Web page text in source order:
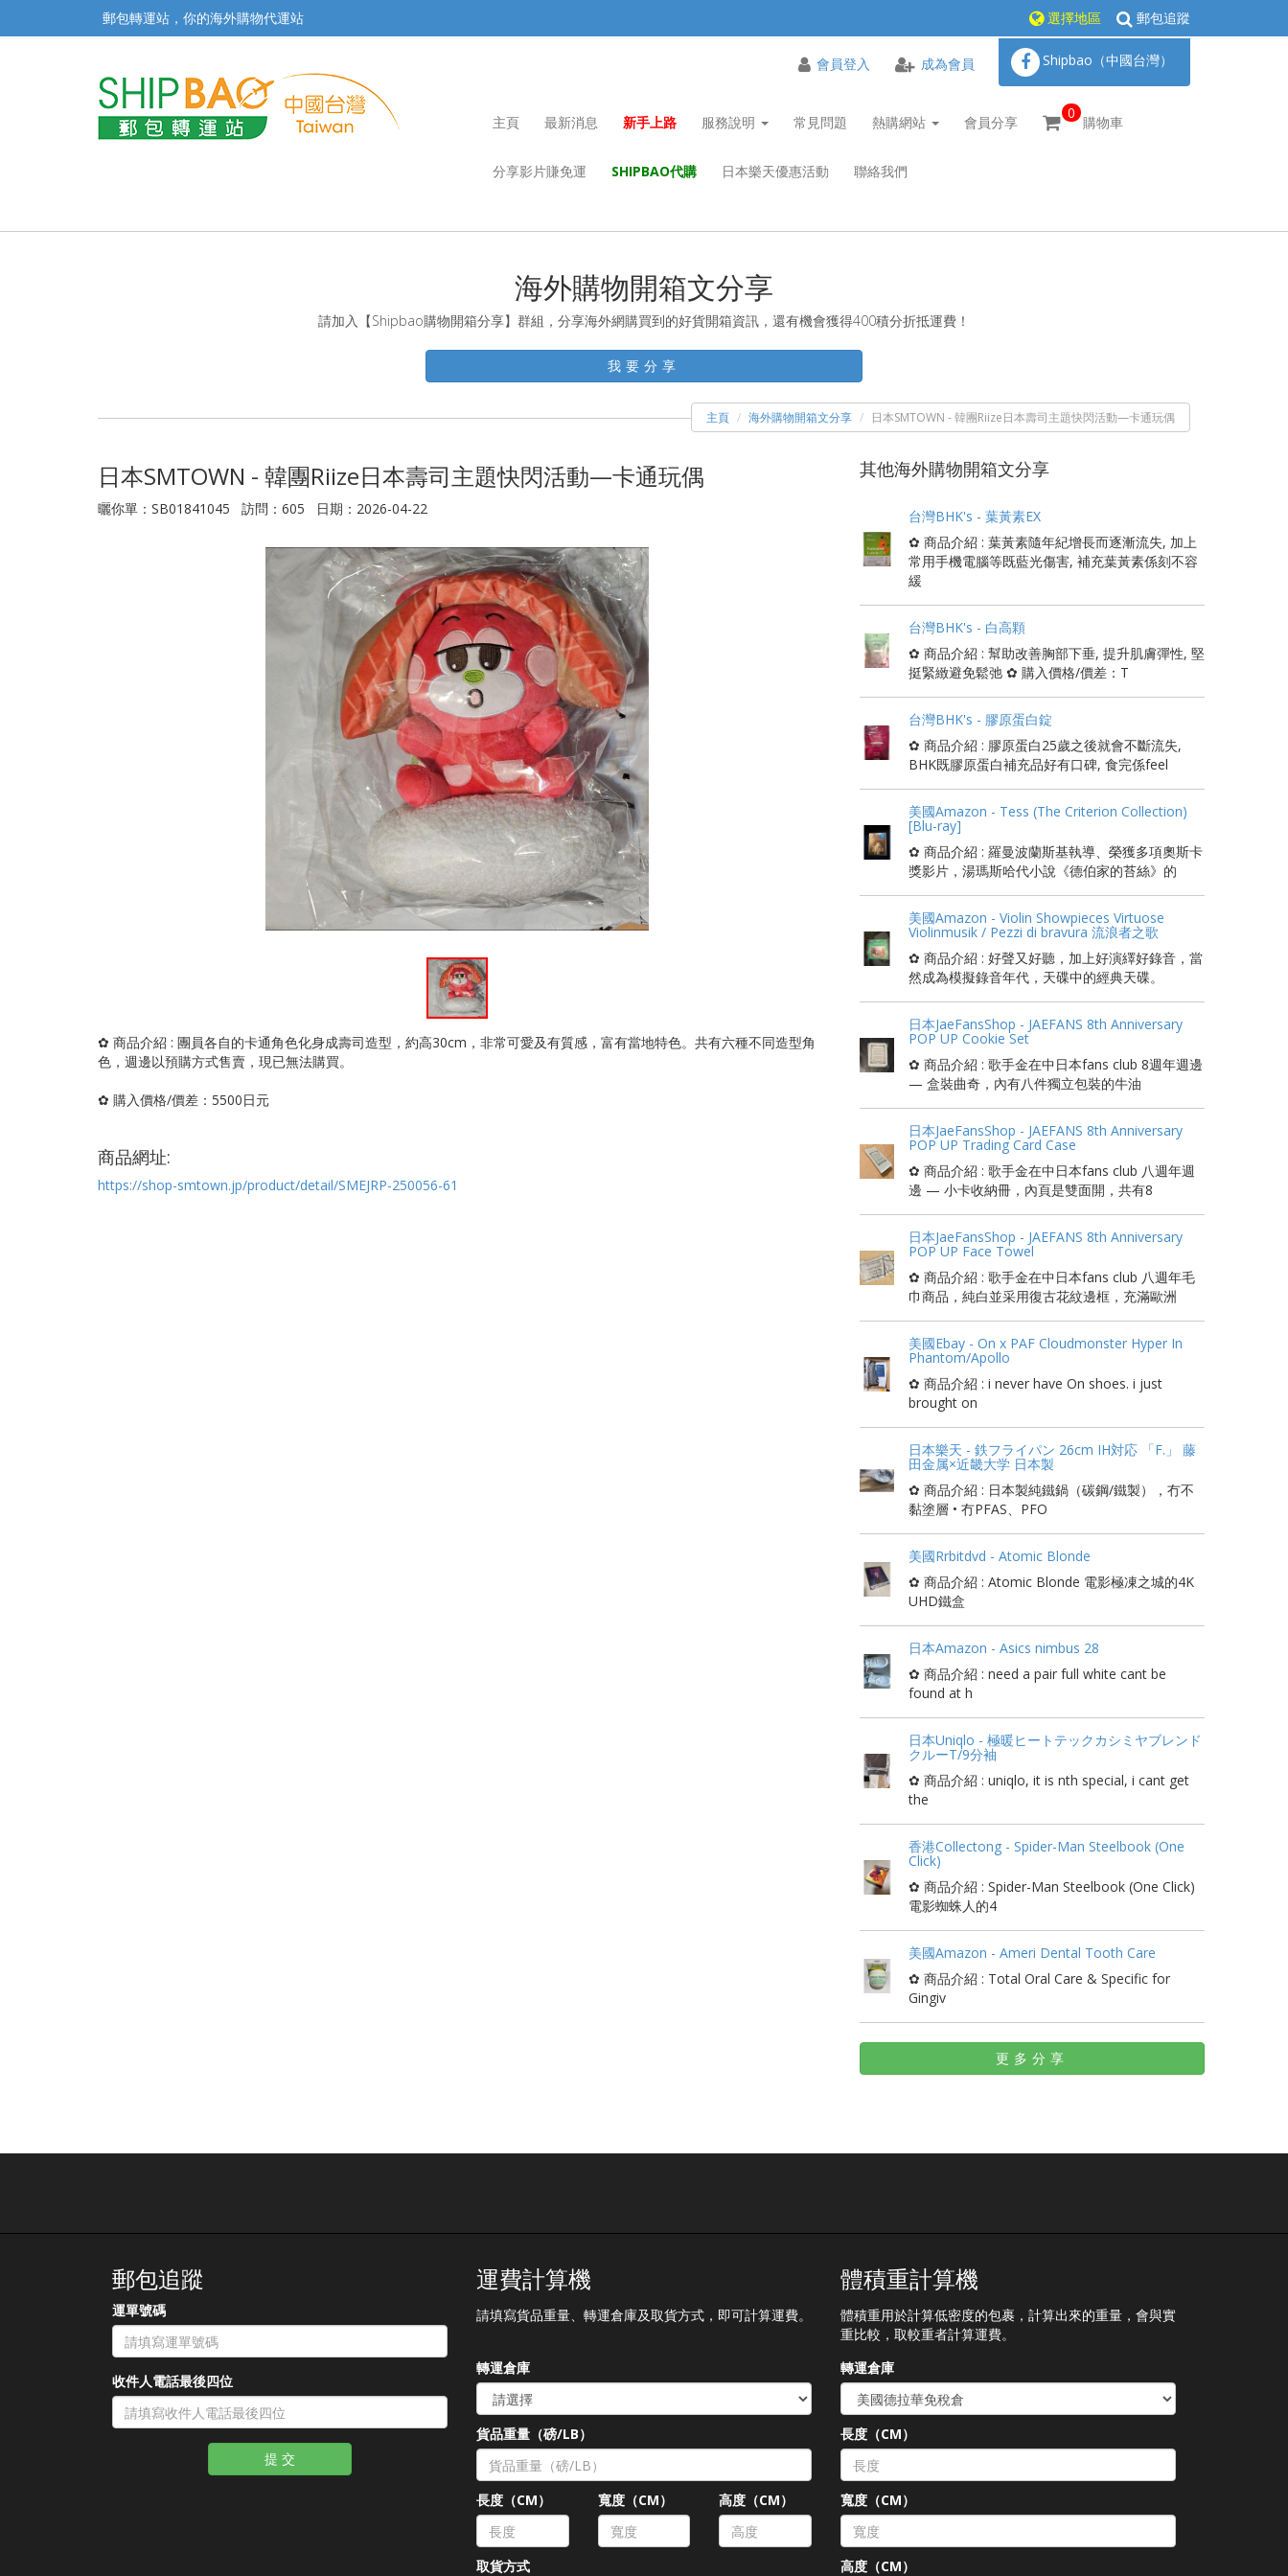
郵包轉運站，你的海外購物代運站 選擇地區 郵包追蹤
主頁 最新消息 新手上路 服務說明 常見問題 熱購網站 會員分享
0
購物車
分享影片賺免運 SHIPBAO代購 日本樂天優惠活動 聯絡我們
Shipbao（中國台灣）
會員登入 成為會員
海外購物開箱文分享
請加入【Shipbao購物開箱分享】群組，分享海外網購買到的好貨開箱資訊，還有機會獲得400積分折抵運費！
我要分享
主頁 海外購物開箱文分享 日本SMTOWN - 韓團Riize日本壽司主題快閃活動—卡通玩偶
日本SMTOWN - 韓團Riize日本壽司主題快閃活動—卡通玩偶
曬你單：SB01841045 訪問：605 日期：2026-04-22
✿ 商品介紹 : 團員各自的卡通角色化身成壽司造型，約高30cm，非常可愛及有質感，富有當地特色。共有六種不同造型角
色，週邊以預購方式售賣，現已無法購買。
✿ 購入價格/價差：5500日元
商品網址:
https://shop-smtown.jp/product/detail/SMEJRP-250056-61
其他海外購物開箱文分享
台灣BHK's - 葉黃素EX
✿ 商品介紹 : 葉黃素隨年紀增長而逐漸流失, 加上
常用手機電腦等既藍光傷害, 補充葉黃素係刻不容
緩
台灣BHK's - 白高顆
✿ 商品介紹 : 幫助改善胸部下垂, 提升肌膚彈性, 堅
挺緊緻避免鬆弛 ✿ 購入價格/價差：T
台灣BHK's - 膠原蛋白錠
✿ 商品介紹 : 膠原蛋白25歲之後就會不斷流失,
BHK既膠原蛋白補充品好有口碑, 食完係feel
美國Amazon - Tess (The Criterion Collection)
[Blu-ray]
✿ 商品介紹 : 羅曼波蘭斯基執導、榮獲多項奧斯卡
獎影片，湯瑪斯哈代小說《德伯家的苔絲》的
美國Amazon - Violin Showpieces Virtuose
Violinmusik / Pezzi di bravura 流浪者之歌
✿ 商品介紹 : 好聲又好聽，加上好演繹好錄音，當
然成為模擬錄音年代，天碟中的經典天碟。
日本JaeFansShop - JAEFANS 8th Anniversary
POP UP Cookie Set
✿ 商品介紹 : 歌手金在中日本fans club 8週年週邊
— 盒裝曲奇，內有八件獨立包裝的牛油
日本JaeFansShop - JAEFANS 8th Anniversary
POP UP Trading Card Case
✿ 商品介紹 : 歌手金在中日本fans club 八週年週
邊 — 小卡收納冊，內頁是雙面開，共有8
日本JaeFansShop - JAEFANS 8th Anniversary
POP UP Face Towel
✿ 商品介紹 : 歌手金在中日本fans club 八週年毛
巾商品，純白並采用復古花紋邊框，充滿歐洲
美國Ebay - On x PAF Cloudmonster Hyper In
Phantom/Apollo
✿ 商品介紹 : i never have On shoes. i just
brought on
日本樂天 - 鉄フライパン 26cm IH対応 「F.」 藤
田金属×近畿大学 日本製
✿ 商品介紹 : 日本製純鐵鍋（碳鋼/鐵製），冇不
黏塗層 • 冇PFAS、PFO
美國Rrbitdvd - Atomic Blonde
✿ 商品介紹 : Atomic Blonde 電影極凍之城的4K
UHD鐵盒
日本Amazon - Asics nimbus 28
✿ 商品介紹 : need a pair full white cant be
found at h
日本Uniqlo - 極暖ヒートテックカシミヤブレンド
クルーT/9分袖
✿ 商品介紹 : uniqlo, it is nth special, i cant get
the
香港Collectong - Spider-Man Steelbook (One
Click)
✿ 商品介紹 : Spider-Man Steelbook (One Click)
電影蜘蛛人的4
美國Amazon - Ameri Dental Tooth Care
✿ 商品介紹 : Total Oral Care & Specific for
Gingiv
更多分享
郵包追蹤
運單號碼
收件人電話最後四位
提 交
運費計算機
請填寫貨品重量、轉運倉庫及取貨方式，即可計算運費。
轉運倉庫
貨品重量（磅/LB）
長度（CM） 寬度（CM） 高度（CM）
取貨方式
體積重計算機
體積重用於計算低密度的包裹，計算出來的重量，會與實
重比較，取較重者計算運費。
轉運倉庫
長度（CM）
寬度（CM）
高度（CM）